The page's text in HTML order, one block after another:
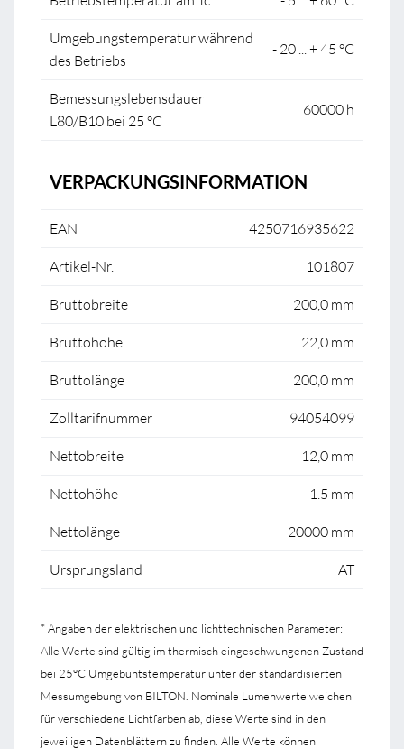
Umgebungstemperatur während
des Betriebs
- 20 ... + 45 °C
Bemessungslebensdauer
L80/B10 bei 25 °C
60000 h
VERPACKUNGSINFORMATION
EAN 4250716935622
Artikel-Nr. 101807
Bruttobreite 200,0 mm
Bruttohöhe 22,0 mm
Bruttolänge 200,0 mm
Zolltarifnummer 94054099
Nettobreite 12,0 mm
Nettohöhe 1.5 mm
Nettolänge 20000 mm
Ursprungsland AT
* Angaben der elektrischen und lichttechnischen Parameter:
Alle Werte sind gültig im thermisch eingeschwungenen Zustand
bei 25°C Umgebuntstemperatur unter der standardisierten
Messumgebung von BILTON. Nominale Lumenwerte weichen
für verschiedene Lichtfarben ab, diese Werte sind in den
jeweiligen Datenblättern zu finden. Alle Werte können